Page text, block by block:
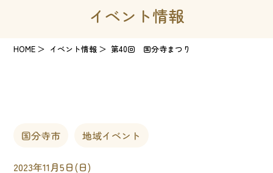
イベント情報
HOME イベント情報 第40回 国分寺まつり
国分寺市 地域イベント
2023年11月5日(日)